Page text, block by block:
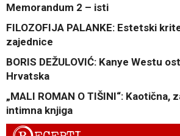
Memorandum 2 – isti
FILOZOFIJA PALANKE: Estetski
zajednice
BORIS DEŽULOVIĆ: Kanye Westu
Hrvatska
„MALI ROMAN O TIŠINI“: Kaotična,
intimna knjiga